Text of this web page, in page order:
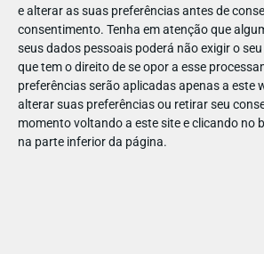
e alterar as suas preferências antes de
consentimento. Tenha em atenção que
seus dados pessoais poderá não exigir o
que tem o direito de se opor a esse
preferências serão aplicadas apenas a este
alterar suas preferências ou retirar seu
momento voltando a este site e clicando no
na parte inferior da página.